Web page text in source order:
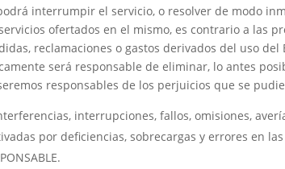
interrumpir el servicio, o resolver de modo
ofertados en el mismo, es contrario a las
reclamaciones o gastos derivados del uso del
será responsable de eliminar, lo antes
responsables de los perjuicios que se
interrupciones, fallos, omisiones,
por deficiencias, sobrecargas y errores en